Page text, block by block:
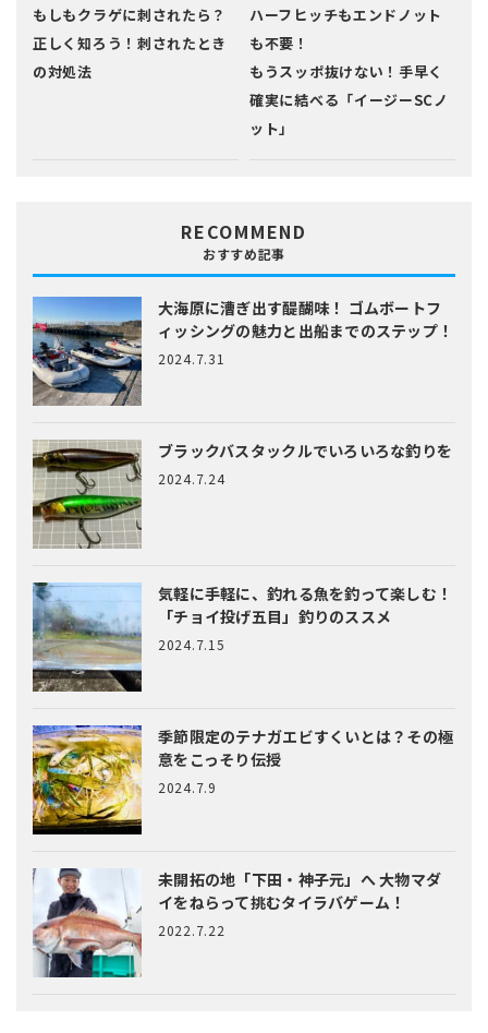
もしもクラゲに刺されたら？
正しく知ろう！刺されたとき
の対処法
ハーフヒッチもエンドノット
も不要！
もうスッポ抜けない！手早く
確実に結べる「イージーSCノ
ット」
RECOMMEND
おすすめ記事
大海原に漕ぎ出す醍醐味！ ゴムボートフ
ィッシングの魅力と出船までのステップ！
2024.7.31
ブラックバスタックルでいろいろな釣りを
2024.7.24
気軽に手軽に、釣れる魚を釣って楽しむ！
「チョイ投げ五目」釣りのススメ
2024.7.15
季節限定のテナガエビすくいとは？ その極
意をこっそり伝授
2024.7.9
未開拓の地「下田・神子元」へ大物マダ
イをねらって挑むタイラバゲーム！
2022.7.22